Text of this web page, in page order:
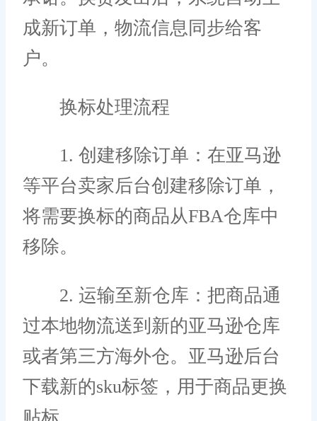
成新订单，物流信息同步给客
户。
换标处理流程
1. 创建移除订单：在亚马逊
等平台卖家后台创建移除订单，
将需要换标的商品从FBA仓库中
移除。
2. 运输至新仓库：把商品通
过本地物流送到新的亚马逊仓库
或者第三方海外仓。亚马逊后台
下载新的sku标签，用于商品更换